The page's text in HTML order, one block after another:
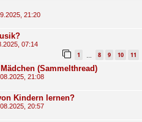
21:20
07:14
1 8 9 10 11
(Sammelthread)
21:08
Kindern lernen?
20:57